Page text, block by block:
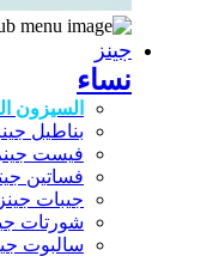
جينز
نساء
السيزون
بناطيل
فيست
فساتين
جيبات جينز
شورتات
سالبوت